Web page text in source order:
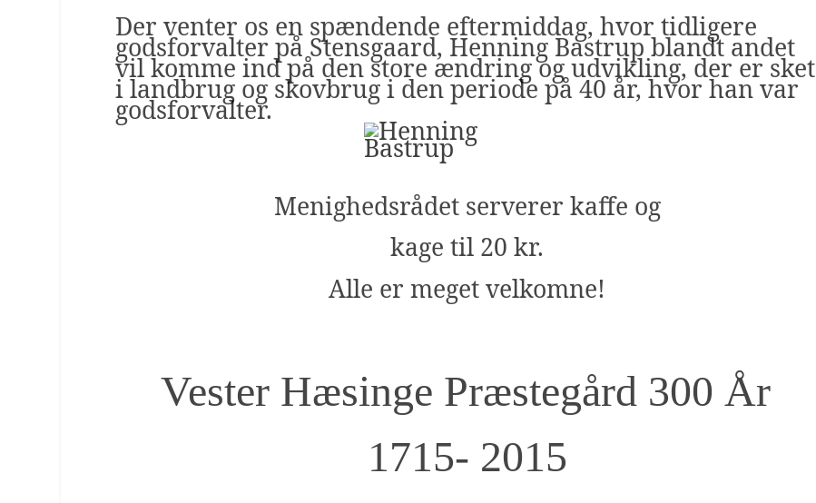
Der venter os en spændende eftermiddag, hvor tidligere
godsforvalter på Stensgaard, Henning Bastrup blandt andet
vil komme ind på den store ændring og udvikling, der er sket
i landbrug og skovbrug i den periode på 40 år, hvor han var
godsforvalter.
Menighedsrådet serverer kaffe og
kage til 20 kr.
Alle er meget velkomne!
Vester Hæsinge Præstegård 300 År
1715- 2015